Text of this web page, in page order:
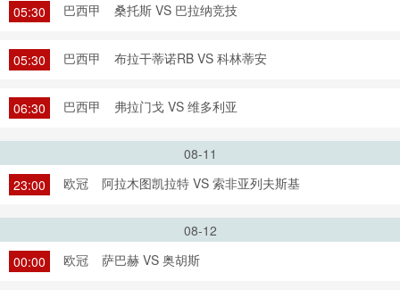
05:30 巴西甲 桑托斯 VS 巴拉纳竞技
05:30 巴西甲 布拉干蒂诺RB VS 科林蒂安
06:30 巴西甲 弗拉门戈 VS 维多利亚
08-11
23:00
欧冠 阿拉木图凯拉特 VS 索非亚列夫斯基
08-12
00:00
欧冠 萨巴赫 VS 奥胡斯